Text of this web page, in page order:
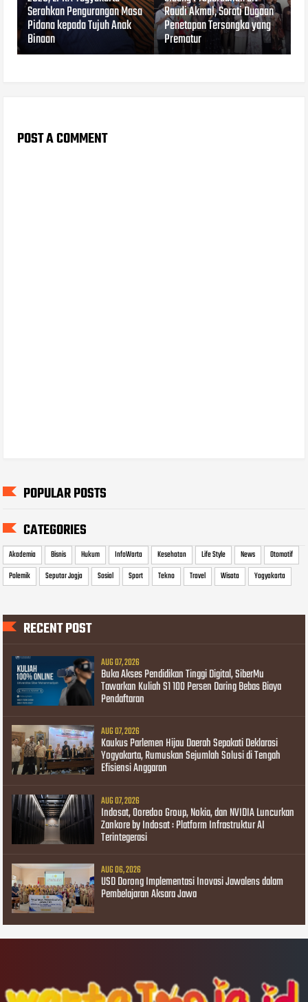
Serahkan Pengurangan Masa
Pidana kepada Tujuh Anak
Binaan
Raudi Akmal, Soroti Dugaan
Penetapan Tersangka yang
Prematur
POST A COMMENT
POPULAR POSTS
CATEGORIES
Akademia Bisnis Hukum InfoWarta Kesehatan Life Style News
Otomotif
Polemik
Seputar Jogja Sosial Sport Tekno Travel Wisata Yogyakarta
RECENT POST
AUG 07, 2026
Buka Akses Pendidikan Tinggi Digital, SiberMu
Tawarkan Kuliah S1 100 Persen Daring Bebas Biaya
Pendaftaran
AUG 07, 2026
Kaukus Parlemen Hijau Daerah Sepakati Deklarasi
Yogyakarta, Rumuskan Sejumlah Solusi di Tengah
Efisiensi Anggaran
AUG 07, 2026
Indosat, Ooredoo Group, Nokia, dan NVIDIA Luncurkan
Zankore by Indosat : Platform Infrastruktur AI
Terintegerasi
AUG 06, 2026
USD Dorong Implementasi Inovasi Jawalens dalam
Pembelajaran Aksara Jawa